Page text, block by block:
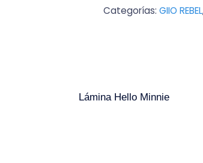
Categorías:GIIO REBEL
Lámina Hello Minnie